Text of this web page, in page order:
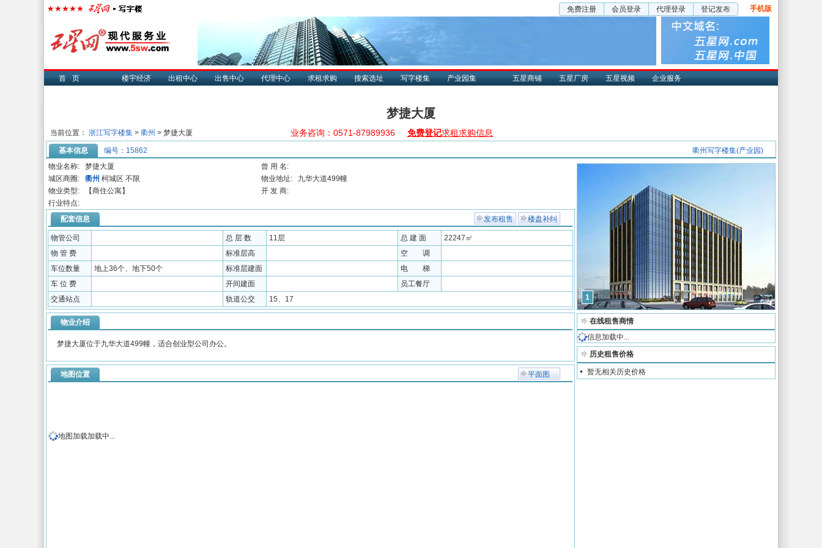
免费注册 会员登录 代理登录 登记发布 手机版
首页 楼宇经济 出租中心 出售中心 代理中心 求租求购 搜索选址 写字楼集 产业园集 五星商铺 五星厂房 五星视频 企业服务
梦捷大厦
当前位置： 浙江写字楼集 > 衢州 > 梦捷大厦 业务咨询：0571-87989936 免费登记求租求购信息
基本信息 编号：15862
衢州写字楼集(产业园)
物业名称:
梦捷大厦
曾 用 名:
城区商圈:
衢州 柯城区 不限 物业地址:
九华大道499幢
物业类型:
【商住公寓】
开 发 商:
行业特点:
发布租售
楼盘补纠
配套信息
物管公司 总 层 数 11层 总 建 面
22247㎡
物 管 费
标准层高
空 调
车位数量
地上36个、地下50个 标准层建面
电 梯
车 位 费
开间建面
员工餐厅
交通站点
轨道公交 15、17
物业介绍
梦捷大厦位于九华大道499幢，适合创业型公司办公。
平面图
地图位置
地图加载加载中...
1
在线租售商情
信息加载中...
历史租售价格
暂无相关历史价格